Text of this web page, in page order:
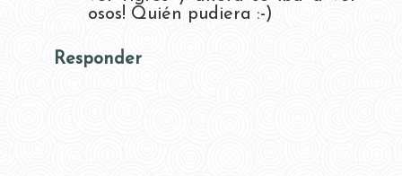
osos! Quién pudiera :-)
Responder